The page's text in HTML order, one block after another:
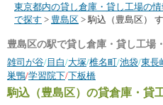
東京都内の貸し倉庫・貸し工場の
で探す > 豊島区 > 駒込（豊島区）
豊島区の駅で貸し倉庫・貸し工場
雑司が谷/目白/大塚/椎名町/池袋/東長
巣鴨/学習院下/下板橋
駒込（豊島区） の貸倉庫・貸